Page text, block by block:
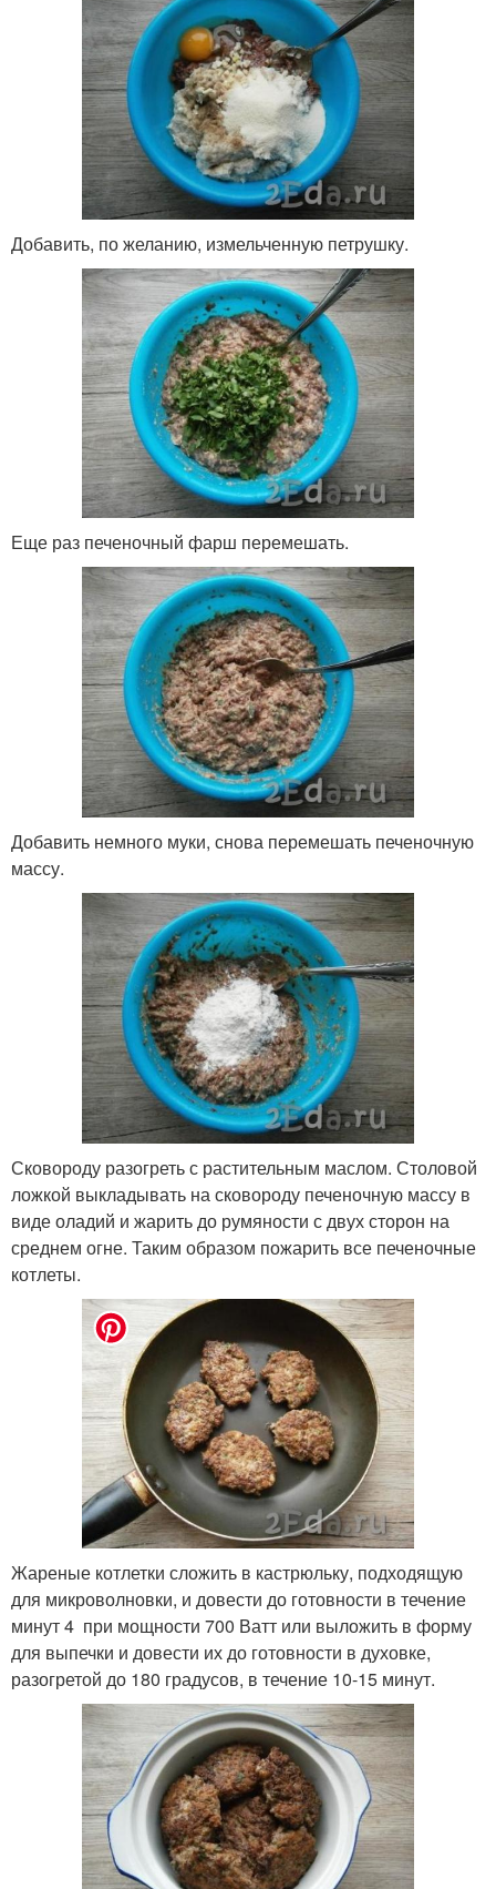
Добавить, по желанию, измельченную петрушку.
Еще раз печеночный фарш перемешать.
Добавить немного муки, снова перемешать печеночную
массу.
Сковороду разогреть с растительным маслом. Столовой
ложкой выкладывать на сковороду печеночную массу в
виде оладий и жарить до румяности с двух сторон на
среднем огне. Таким образом пожарить все печеночные
котлеты.
Жареные котлетки сложить в кастрюльку, подходящую
для микроволновки, и довести до готовности в течение
минут 4 при мощности 700 Ватт или выложить в форму
для выпечки и довести их до готовности в духовке,
разогретой до 180 градусов, в течение 10-15 минут.